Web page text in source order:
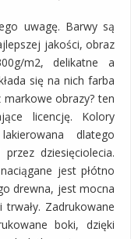
uwagę. Barwy są
jakości, obraz
m2, delikatne a
się na nich farba
obrazy? ten
licencję. Kolory
dlatego
dziesięciolecia.
jest płótno
drewna, jest mocna
Zadrukowane
boki, dzięki